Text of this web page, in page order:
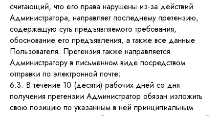
считающий, что его права нарушены из-за действий
Администратора, направляет последнему претензию,
содержащую суть предъявляемого требования,
обоснование его предъявления, а также все данные
Пользователя. Претензия также направляется
Администратору в письменном виде посредством
отправки по электронной почте;
6.3. В течение 10 (десяти) рабочих дней со дня
получения претензии Администратор обязан изложить
свою позицию по указанным в ней принципиальным